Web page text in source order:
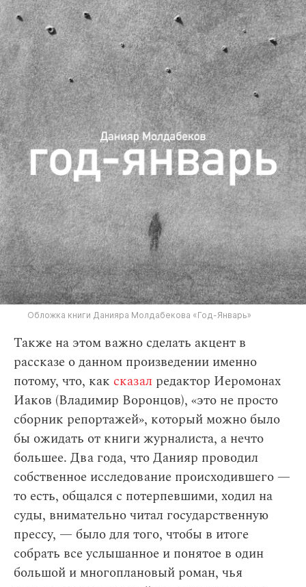
Обложка книги Данияра Молдабекова «Год-Январь»
Также на этом важно сделать акцент в
рассказе о данном произведении именно
потому, что, как сказал редактор Иеромонах
Иаков (Владимир Воронцов), «это не просто
сборник репортажей», который можно было
бы ожидать от книги журналиста, а нечто
большее. Два года, что Данияр проводил
собственное исследование происходившего —
то есть, общался с потерпевшими, ходил на
суды, внимательно читал государственную
прессу, — было для того, чтобы в итоге
собрать все услышанное и понятое в один
большой и многоплановый роман, чья